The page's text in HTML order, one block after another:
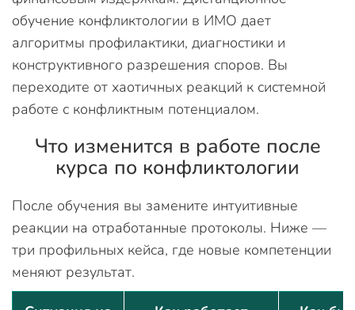
обучение конфликтологии в ИМО дает
алгоритмы профилактики, диагностики и
конструктивного разрешения споров. Вы
переходите от хаотичных реакций к системной
работе с конфликтным потенциалом.
Что изменится в работе после
курса по конфликтологии
После обучения вы замените интуитивные
реакции на отработанные протоколы. Ниже —
три профильных кейса, где новые компетенции
меняют результат.